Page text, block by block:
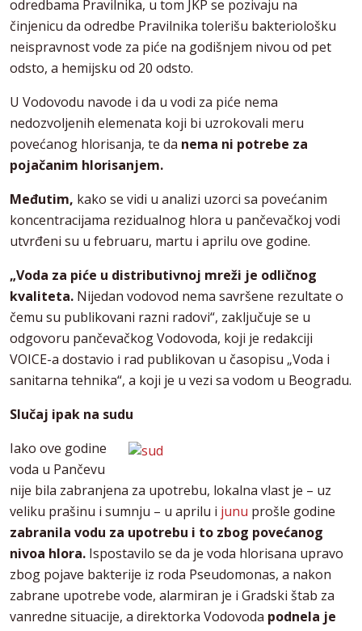
odredbama Pravilnika, u tom JKP se pozivaju na
činjenicu da odredbe Pravilnika tolerišu bakteriološku
neispravnost vode za piće na godišnjem nivou od pet
odsto, a hemijsku od 20 odsto.
U Vodovodu navode i da u vodi za piće nema
nedozvoljenih elemenata koji bi uzrokovali meru
povećanog hlorisanja, te da nema ni potrebe za
pojačanim hlorisanjem.
Međutim, kako se vidi u analizi uzorci sa povećanim
koncentracijama rezidualnog hlora u pančevačkoj vodi
utvrđeni su u februaru, martu i aprilu ove godine.
„Voda za piće u distributivnoj mreži je odličnog
kvaliteta. Nijedan vodovod nema savršene rezultate o
čemu su publikovani razni radovi“, zaključuje se u
odgovoru pančevačkog Vodovoda, koji je redakciji
VOICE-a dostavio i rad publikovan u časopisu „Voda i
sanitarna tehnika“, a koji je u vezi sa vodom u Beogradu.
Slučaj ipak na sudu
Iako ove godine
voda u Pančevu
nije bila zabranjena za upotrebu, lokalna vlast je – uz
veliku prašinu i sumnju – u aprilu i junu prošle godine
zabranila vodu za upotrebu i to zbog povećanog
nivoa hlora. Ispostavilo se da je voda hlorisana upravo
zbog pojave bakterije iz roda Pseudomonas, a nakon
zabrane upotrebe vode, alarmiran je i Gradski štab za
vanredne situacije, a direktorka Vodovoda podnela je